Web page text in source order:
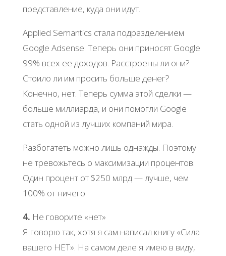
представление, куда они идут.
Applied Semantics стала подразделением
Google Adsense. Теперь они приносят Google
99% всех ее доходов. Расстроены ли они?
Стоило ли им просить больше денег?
Конечно, нет. Теперь сумма этой сделки —
больше миллиарда, и они помогли Google
стать одной из лучших компаний мира.
Разбогатеть можно лишь однажды. Поэтому
не тревожьтесь о максимизации процентов.
Один процент от $250 млрд — лучше, чем
100% от ничего.
4. Не говорите «нет»
Я говорю так, хотя я сам написал книгу «Сила
вашего НЕТ». На самом деле я имею в виду,